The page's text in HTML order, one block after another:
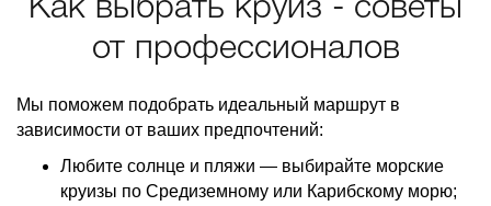
Как выбрать круиз - советы
от профессионалов
Мы поможем подобрать идеальный маршрут в
зависимости от ваших предпочтений:
Любите солнце и пляжи — выбирайте морские
круизы по Средиземному или Карибскому морю;